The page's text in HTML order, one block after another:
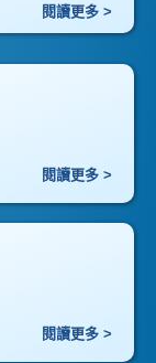
閱讀更多 >
閱讀更多 >
閱讀更多 >